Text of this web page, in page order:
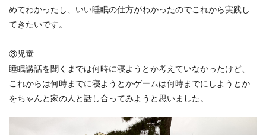
めてわかったし、いい睡眠の仕方がわかったのでこれから実践し
てきたいです。
③児童
睡眠講話を聞くまでは何時に寝ようとか考えていなかったけど、
これからは何時までに寝ようとかゲームは何時までにしようとか
をちゃんと家の人と話し合ってみようと思いました。